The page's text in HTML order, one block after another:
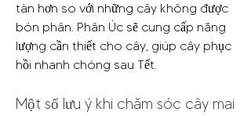
tàn hơn so với những cây không được
bón phân. Phân Úc sẽ cung cấp năng
lượng cần thiết cho cây, giúp cây phục
hồi nhanh chóng sau Tết.
Một số lưu ý khi chăm sóc cây mai